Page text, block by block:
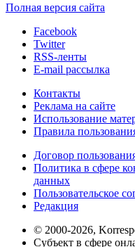
Полная версия сайта
Facebook
Twitter
RSS-ленты
E-mail рассылка
Контакты
Реклама на сайте
Использование
Правила
Договор
Политика в сфере
данных
Пользовательское
Редакция
© 2000-2026,
Субъект в сфере